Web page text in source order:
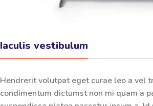
Iaculis vestibulum
Hendrerit volutpat eget curae leo a vel
condimentum dictumst non mi quam a